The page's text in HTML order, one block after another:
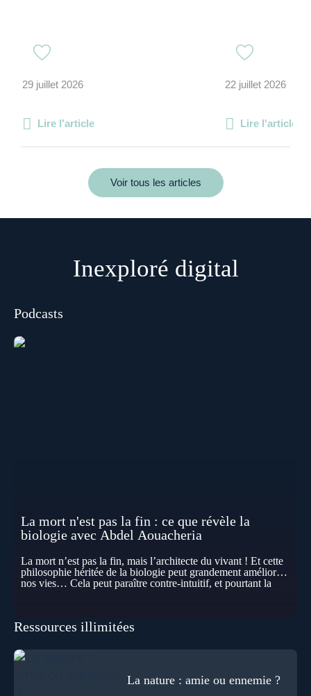
29 juillet 2026
Lire l'article
22 juillet 2026
Lire l'article
Voir tous les articles
Inexploré digital
Podcasts
La mort n'est pas la fin : ce que révèle la
biologie avec Abdel Aouacheria
La mort n’est pas la fin, mais l’architecte du vivant ! Et cette
philosophie héritée de la biologie peut grandement améliorer
nos vies… Cela peut paraître contre-intuitif, et pourtant la
se construisent grâce à des milliers de morts cellulaires
effacements nécessaires façonnent la vie elle-même. À toutes
les échelles, la mort apparaît moins comme une rupture que
elle transformer notre manière de penser la mort ? Existe-t-il
Ressources illimitées
La nature : amie ou ennemie ?